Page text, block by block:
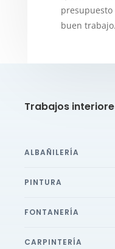
buen trabajo.
Trabajos
ALBAÑILERÍA
PINTURA
FONTANERÍA
CARPINTERÍA